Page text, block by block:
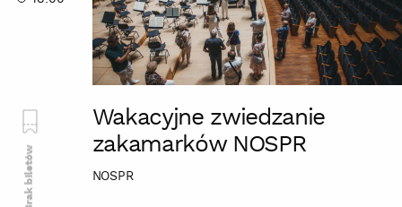
Wakacyjne zwiedzanie
zakamarków NOSPR
NOSPR
Brak biletów